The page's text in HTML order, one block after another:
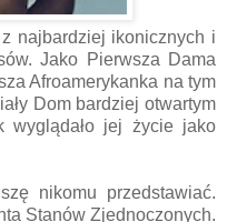
najbardziej ikonicznych i
Jako Pierwsza Dama
Afroamerykanka na tym
Dom bardziej otwartym
wyglądało jej życie jako
nikomu przedstawiać.
Stanów Zjednoczonych.